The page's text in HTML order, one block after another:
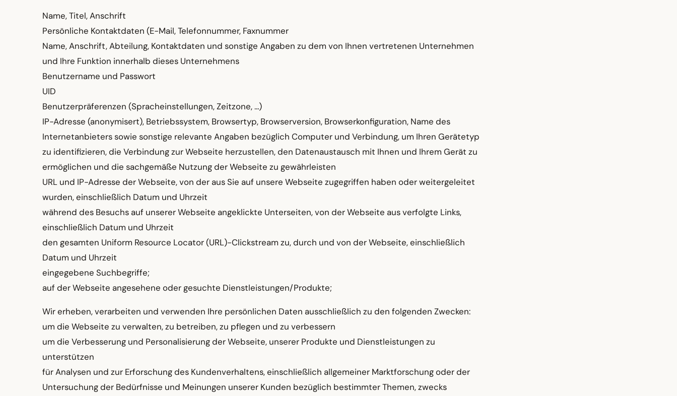
Name, Titel, Anschrift
Persönliche Kontaktdaten (E-Mail, Telefonnummer, Faxnummer
Name, Anschrift, Abteilung, Kontaktdaten und sonstige Angaben zu dem von Ihnen vertretenen Unternehmen
und Ihre Funktion innerhalb dieses Unternehmens
Benutzername und Passwort
UID
Benutzerpräferenzen (Spracheinstellungen, Zeitzone, …)
IP-Adresse (anonymisert), Betriebssystem, Browsertyp, Browserversion, Browserkonfiguration, Name des
Internetanbieters sowie sonstige relevante Angaben bezüglich Computer und Verbindung, um Ihren Gerätetyp
zu identifizieren, die Verbindung zur Webseite herzustellen, den Datenaustausch mit Ihnen und Ihrem Gerät zu
ermöglichen und die sachgemäße Nutzung der Webseite zu gewährleisten
URL und IP-Adresse der Webseite, von der aus Sie auf unsere Webseite zugegriffen haben oder weitergeleitet
wurden, einschließlich Datum und Uhrzeit
während des Besuchs auf unserer Webseite angeklickte Unterseiten, von der Webseite aus verfolgte Links,
einschließlich Datum und Uhrzeit
den gesamten Uniform Resource Locator (URL)-Clickstream zu, durch und von der Webseite, einschließlich
Datum und Uhrzeit
eingegebene Suchbegriffe;
auf der Webseite angesehene oder gesuchte Dienstleistungen/Produkte;
Wir erheben, verarbeiten und verwenden Ihre persönlichen Daten ausschließlich zu den folgenden Zwecken:
um die Webseite zu verwalten, zu betreiben, zu pflegen und zu verbessern
um die Verbesserung und Personalisierung der Webseite, unserer Produkte und Dienstleistungen zu
unterstützen
für Analysen und zur Erforschung des Kundenverhaltens, einschließlich allgemeiner Marktforschung oder der
Untersuchung der Bedürfnisse und Meinungen unserer Kunden bezüglich bestimmter Themen, zwecks